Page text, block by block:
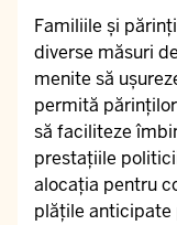
Familiile și
diverse măsuri
menite să
permită
să faciliteze
prestațiile
alocația pentru
plățile anticipate